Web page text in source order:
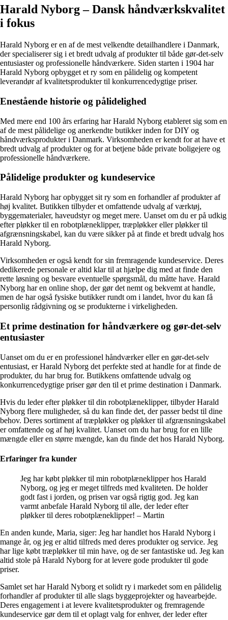
Harald Nyborg – Dansk håndværkskvalitet
i fokus
Harald Nyborg er en af de mest velkendte detailhandlere i Danmark,
der specialiserer sig i et bredt udvalg af produkter til både gør-det-selv
entusiaster og professionelle håndværkere. Siden starten i 1904 har
Harald Nyborg opbygget et ry som en pålidelig og kompetent
leverandør af kvalitetsprodukter til konkurrencedygtige priser.
Enestående historie og pålidelighed
Med mere end 100 års erfaring har Harald Nyborg etableret sig som en
af de mest pålidelige og anerkendte butikker inden for DIY og
håndværksprodukter i Danmark. Virksomheden er kendt for at have et
bredt udvalg af produkter og for at betjene både private boligejere og
professionelle håndværkere.
Pålidelige produkter og kundeservice
Harald Nyborg har opbygget sit ry som en forhandler af produkter af
høj kvalitet. Butikken tilbyder et omfattende udvalg af værktøj,
byggematerialer, haveudstyr og meget mere. Uanset om du er på udkig
efter pløkker til en robotplæneklipper, træpløkker eller pløkker til
afgrænsningskabel, kan du være sikker på at finde et bredt udvalg hos
Harald Nyborg.
Virksomheden er også kendt for sin fremragende kundeservice. Deres
dedikerede personale er altid klar til at hjælpe dig med at finde den
rette løsning og besvare eventuelle spørgsmål, du måtte have. Harald
Nyborg har en online shop, der gør det nemt og bekvemt at handle,
men de har også fysiske butikker rundt om i landet, hvor du kan få
personlig rådgivning og se produkterne i virkeligheden.
Et prime destination for håndværkere og gør-det-selv
entusiaster
Uanset om du er en professionel håndværker eller en gør-det-selv
entusiast, er Harald Nyborg det perfekte sted at handle for at finde de
produkter, du har brug for. Butikkens omfattende udvalg og
konkurrencedygtige priser gør den til et prime destination i Danmark.
Hvis du leder efter pløkker til din robotplæneklipper, tilbyder Harald
Nyborg flere muligheder, så du kan finde det, der passer bedst til dine
behov. Deres sortiment af træpløkker og pløkker til afgrænsningskabel
er omfattende og af høj kvalitet. Uanset om du har brug for en lille
mængde eller en større mængde, kan du finde det hos Harald Nyborg.
Erfaringer fra kunder
Jeg har købt pløkker til min robotplæneklipper hos Harald
Nyborg, og jeg er meget tilfreds med kvaliteten. De holder
godt fast i jorden, og prisen var også rigtig god. Jeg kan
varmt anbefale Harald Nyborg til alle, der leder efter
pløkker til deres robotplæneklipper! – Martin
En anden kunde, Maria, siger: Jeg har handlet hos Harald Nyborg i
mange år, og jeg er altid tilfreds med deres produkter og service. Jeg
har lige købt træpløkker til min have, og de ser fantastiske ud. Jeg kan
altid stole på Harald Nyborg for at levere gode produkter til gode
priser.
Samlet set har Harald Nyborg et solidt ry i markedet som en pålidelig
forhandler af produkter til alle slags byggeprojekter og havearbejde.
Deres engagement i at levere kvalitetsprodukter og fremragende
kundeservice gør dem til et oplagt valg for enhver, der leder efter